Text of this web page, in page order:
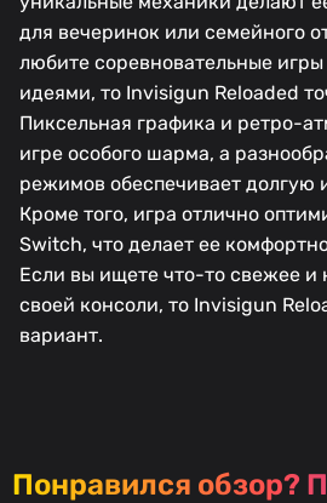
для вечеринок или семейного
любите соревновательные
идеями, то Invisigun Reloaded
Пиксельная графика и ретро-
игре особого шарма, а
режимов обеспечивает долгую
Кроме того, игра отлично
Switch, что делает ее
Если вы ищете что-то свежее и
своей консоли, то Invisigun
вариант.
Понравился обзор?